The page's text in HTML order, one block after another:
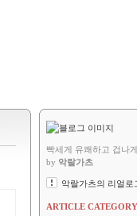
빡세게 유쾌하고 겁나
by 악랄가츠
악랄가츠의 리얼로
ARTICLE CATEGORY